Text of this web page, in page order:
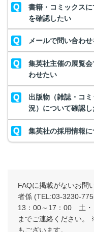
書籍・コミックス
を確認したい
メールで問い合わ
集英社主催の展覧
わせたい
出版物（雑誌・コ
況）について確認し
集英社の採用情報
FAQに掲載がないお問
者係 (TEL:03-3230-
13：00～17：00 土・
までご連絡ください。
もございます。